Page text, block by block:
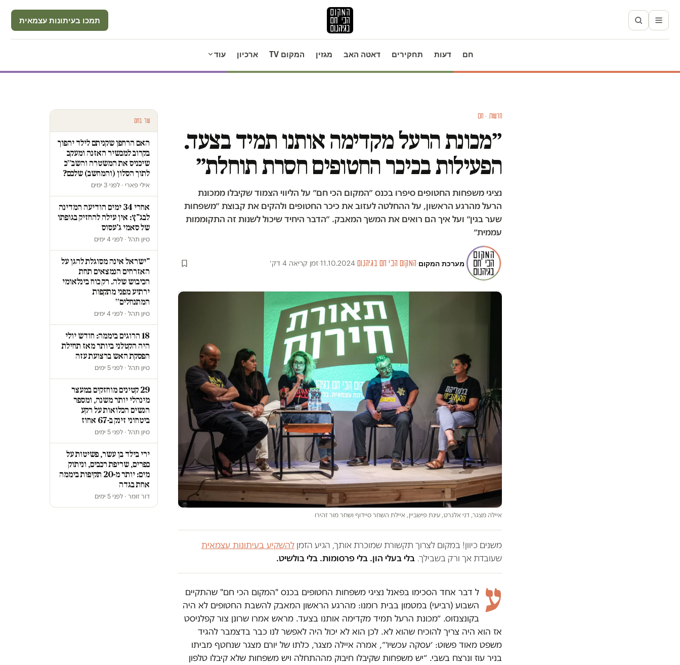
תמכו בעיתונות עצמאית
חם דעות תחקירים דאטה האב מגזין המקום TV ארכיון עוד
חדשות · חם
״מכונת הרעל מקדימה אותנו תמיד בצעד.
הפעילות בכיכר החטופים חסרת תוחלת״
נציגי משפחות החטופים סיפרו בכנס ״המקום הכי חם״ על הליווי הצמוד שקיבלו ממכונת
הרעל מהרגע הראשון, על ההחלטה לעזוב את כיכר החטופים ולהקים את קבוצת ״משפחות
שער בגין״ ועל איך הם רואים את המשך המאבק. ״הדבר היחיד שיכול לשנות זה התקוממות
עממית״
מערכת המקום·המקום הכי חם בגיהנום·
11.10.2024
·זמן קריאה 4 דק׳
איילה מצגר, דני אלגרט, עינת פישביין, איילת השחר סיידוף ושחר מור זהירו
משנים כיוון! במקום לצרוך תקשורת שמוכרת אותך, הגיע הזמן להשקיע בעיתונות עצמאית
שעובדת אך ורק בשבילך. בלי בעלי הון. בלי פרסומות. בלי בולשיט.
ע ל דבר אחד הסכימו בפאנל נציגי משפחות החטופים בכנס "המקום הכי חם" שהתקיים
השבוע (רביעי) במטמון בבית רומנו: מהרגע הראשון המאבק להשבת החטופים לא היה
בקונצנזוס. ״מכונת הרעל תמיד מקדימה אותנו בצעד. מראש אמרו שרונן צור קפלניסט
אז הוא היה צריך להוכיח שהוא לא. לכן הוא לא יכול היה לאפשר לנו כבר בדצמבר להגיד
משפט מאוד פשוט: ׳עסקה עכשיו׳״, אמרה איילה מצגר, כלתו של יורם מצגר שנחטף מביתו
בניר עוז ונרצח בשבי. ״יש משפחות שקיבלו חיבוק מההתחלה ויש משפחות שלא קיבלו טלפון
עוד בחם
האם הרחפן שקניתם לילד יהפוך
בקרוב למכשיר האזנה ומעקב
שיכניס את המשטרה והשב״כ
לתוך הסלון (והמחשב) שלכם?
אילי פארי · לפני 3 ימים
אחרי 34 ימים הודיעה המדינה
לבג"ץ: אין עילה להחזיק בגופתו
של סאמי ג'עסוס
סיון תהל · לפני 4 ימים
"ישראל אינה מסוגלת להגן על
האזרחים הנמצאים תחת
הכיבוש שלה. רק כוח בינלאומי
ירתיע מפני מתקפות
המתנחלים״
סיון תהל · לפני 4 ימים
18 הרוגים ביממה: חודש יולי
היה הקטלני ביותר מאז תחילת
הפסקת האש ברצועת עזה
סיון תהל · לפני 5 ימים
29 קטינים מוחזקים במעצר
מינהלי יותר משנה, ומספר
הנשים הכלואות על רקע
ביטחוני זינק ב-67 אחוז
סיון תהל · לפני 5 ימים
ירי בילד בן עשר, פשיטות על
כפרים, שריפת רכבים, וניתוק
מים: יותר מ-20 תקיפות ביממה
אחת בגדה
דור זומר · לפני 5 ימים